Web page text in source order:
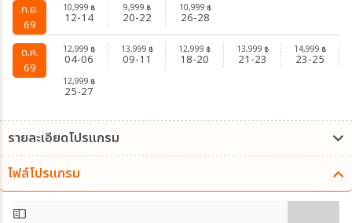
ก.ย.
69
10,999 ฿
12-14
9,999 ฿
20-22
10,999 ฿
26-28
ต.ค.
69
12,999 ฿
04-06
13,999 ฿
09-11
12,999 ฿
18-20
13,999 ฿
21-23
14,999 ฿
23-25
12,999 ฿
25-27
รายละเอียดโปรแกรม
ไฟล์โปรแกรม